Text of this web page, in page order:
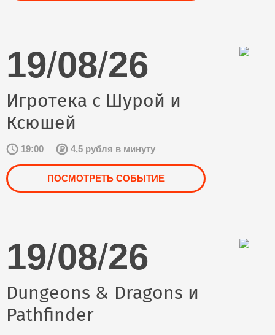
19/08/26
Игротека с Шурой и
Ксюшей
19:00 4,5 рубля в минуту
ПОСМОТРЕТЬ СОБЫТИЕ
19/08/26
Dungeons & Dragons и
Pathfinder